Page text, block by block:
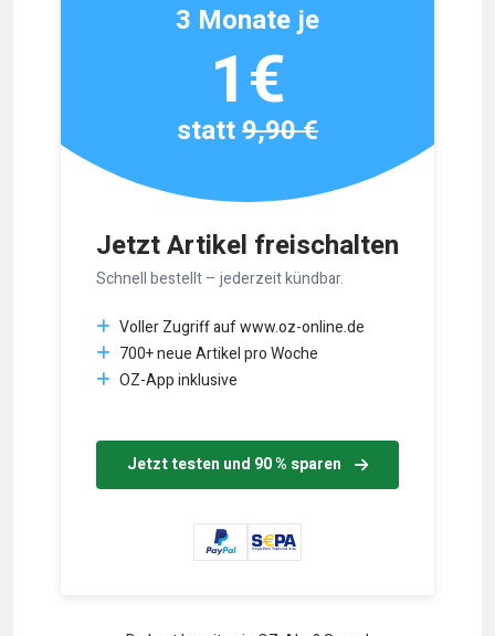
Jetzt Artikel freischalten
Schnell bestellt – jederzeit kündbar.
Voller Zugriff auf www.oz-online.de
700+ neue Artikel pro Woche
OZ-App inklusive
Jetzt testen und 90 % sparen
3 Monate je
1€
statt9,90 €